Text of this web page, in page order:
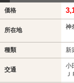
価格
所在地 神
種類 新
交通
小